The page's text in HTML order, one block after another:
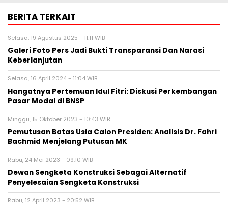
BERITA TERKAIT
Selasa, 19 Agustus 2025 - 11:11 WIB
Galeri Foto Pers Jadi Bukti Transparansi Dan Narasi
Keberlanjutan
Selasa, 16 April 2024 - 11:04 WIB
Hangatnya Pertemuan Idul Fitri: Diskusi Perkembangan
Pasar Modal di BNSP
Minggu, 15 Oktober 2023 - 10:43 WIB
Pemutusan Batas Usia Calon Presiden: Analisis Dr. Fahri
Bachmid Menjelang Putusan MK
Rabu, 24 Mei 2023 - 09:10 WIB
Dewan Sengketa Konstruksi Sebagai Alternatif
Penyelesaian Sengketa Konstruksi
Rabu, 12 April 2023 - 20:52 WIB